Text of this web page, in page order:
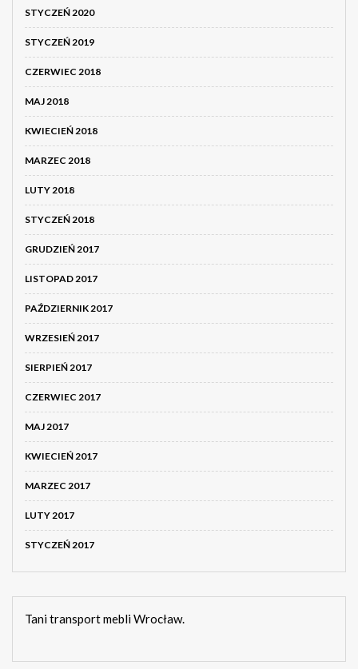
STYCZEŃ 2020
STYCZEŃ 2019
CZERWIEC 2018
MAJ 2018
KWIECIEŃ 2018
MARZEC 2018
LUTY 2018
STYCZEŃ 2018
GRUDZIEŃ 2017
LISTOPAD 2017
PAŹDZIERNIK 2017
WRZESIEŃ 2017
SIERPIEŃ 2017
CZERWIEC 2017
MAJ 2017
KWIECIEŃ 2017
MARZEC 2017
LUTY 2017
STYCZEŃ 2017
Tani transport mebli Wrocław.